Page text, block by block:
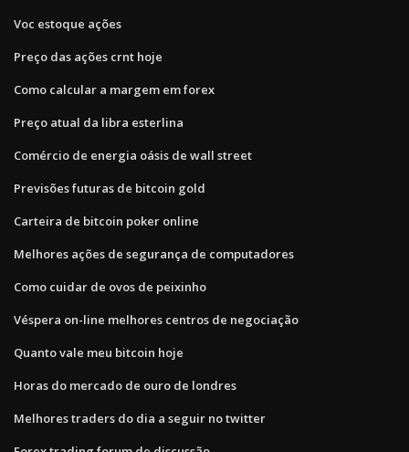
Voc estoque ações
Preço das ações crnt hoje
Como calcular a margem em forex
Preço atual da libra esterlina
Comércio de energia oásis de wall street
Previsões futuras de bitcoin gold
Carteira de bitcoin poker online
Melhores ações de segurança de computadores
Como cuidar de ovos de peixinho
Véspera on-line melhores centros de negociação
Quanto vale meu bitcoin hoje
Horas do mercado de ouro de londres
Melhores traders do dia a seguir no twitter